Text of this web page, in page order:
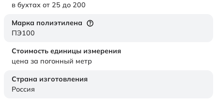
в бухтах от 25 до 200
Марка полиэтилена
ПЭ100
Стоимость единицы измерения
цена за погонный метр
Страна изготовления
Россия